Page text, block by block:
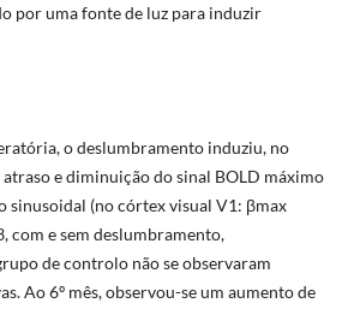
por uma fonte de luz para induzir
o deslumbramento induziu, no
e diminuição do sinal BOLD máximo
sinusoidal (no córtex visual V1: βmax
com e sem deslumbramento,
de controlo não se observaram
Ao 6º mês, observou-se um aumento de